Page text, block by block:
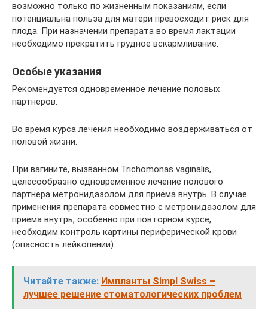
возможно только по жизненным показаниям, если
потенциальна польза для матери превосходит риск для
плода. При назначении препарата во время лактации
необходимо прекратить грудное вскармливание.
Особые указания
Рекомендуется одновременное лечение половых
партнеров.
Во время курса лечения необходимо воздерживаться от
половой жизни.
При вагините, вызванном Trichomonas vaginalis,
целесообразно одновременное лечение полового
партнера метронидазолом для приема внутрь. В случае
применения препарата совместно с метронидазолом для
приема внутрь, особенно при повторном курсе,
необходим контроль картины периферической крови
(опасность лейкопении).
Читайте также: Импланты Simpl Swiss –
лучшее решение стоматологических проблем